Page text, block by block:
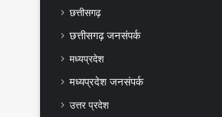
छत्तीसगढ़
छत्तीसगढ़ जनसंपर्क
मध्यप्रदेश
मध्यप्रदेश जनसंपर्क
उत्तर प्रदेश